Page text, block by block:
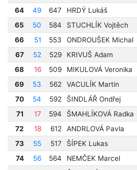
64
49 647 HRDÝ Lukáš
65
50 584 STUCHLÍK Vojtěch
66
51 553 ONDROUŠEK Michal
67
52 529 KRIVUŠ Adam
68
16 509 MIKULOVÁ Veronika
69
53 562 VACULÍK Martin
70
54 592 ŠINDLÁŘ Ondřej
71
17 594 ŠMAHLÍKOVÁ Radka
72
18 612 ANDRLOVÁ Pavla
73
55 517 ŠÍPEK Lukas
74
56 564 NEMČEK Marcel